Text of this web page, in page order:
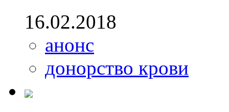
16.02.2018
анонс
донорство крови